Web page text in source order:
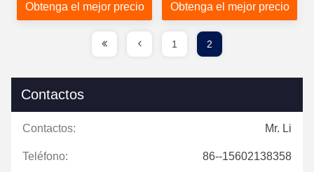
Obtenga el mejor precio
Obtenga el mejor precio
1 2
Contactos
Contactos: Mr. Li
Teléfono: 86--15602138358